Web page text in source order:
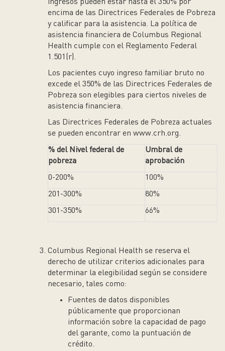
ingresos pueden estar hasta el 350% por
encima de las Directrices Federales de Pobreza
y calificar para la asistencia. La política de
asistencia financiera de Columbus Regional
Health cumple con el Reglamento Federal
1.501(r).
Los pacientes cuyo ingreso familiar bruto no
excede el 350% de las Directrices Federales de
Pobreza son elegibles para ciertos niveles de
asistencia financiera.
Las Directrices Federales de Pobreza actuales
se pueden encontrar en www.crh.org.
% del Nivel federal de
pobreza
Umbral de
aprobación
0-200% 100%
201-300% 80%
301-350% 66%
Columbus Regional Health se reserva el
derecho de utilizar criterios adicionales para
determinar la elegibilidad según se considere
necesario, tales como:
Fuentes de datos disponibles
públicamente que proporcionan
información sobre la capacidad de pago
del garante, como la puntuación de
crédito.